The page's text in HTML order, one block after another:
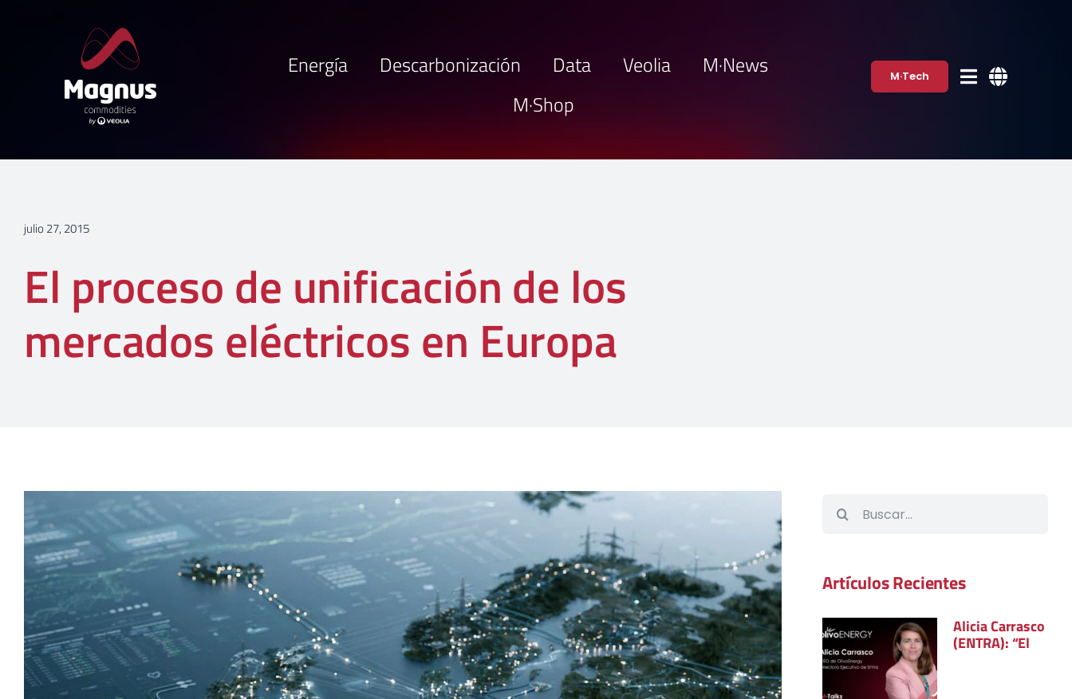
Energía Descarbonización Data Veolia
M·News
M·Shop
M·Tech
julio 27, 2015
El proceso de unificación de los
mercados eléctricos en Europa
Buscar:
Artículos Recientes
Alicia Carrasco
(ENTRA): “El